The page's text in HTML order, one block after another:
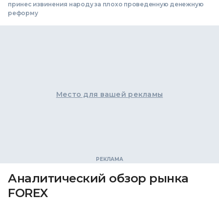
принес извинения народу за плохо проведенную денежную
реформу
Место для вашей рекламы
Аналитический обзор рынка
FOREX